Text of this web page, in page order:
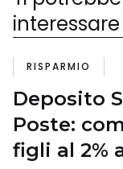
interessare
RISPARMIO
Deposito
Poste:
figli al 2%